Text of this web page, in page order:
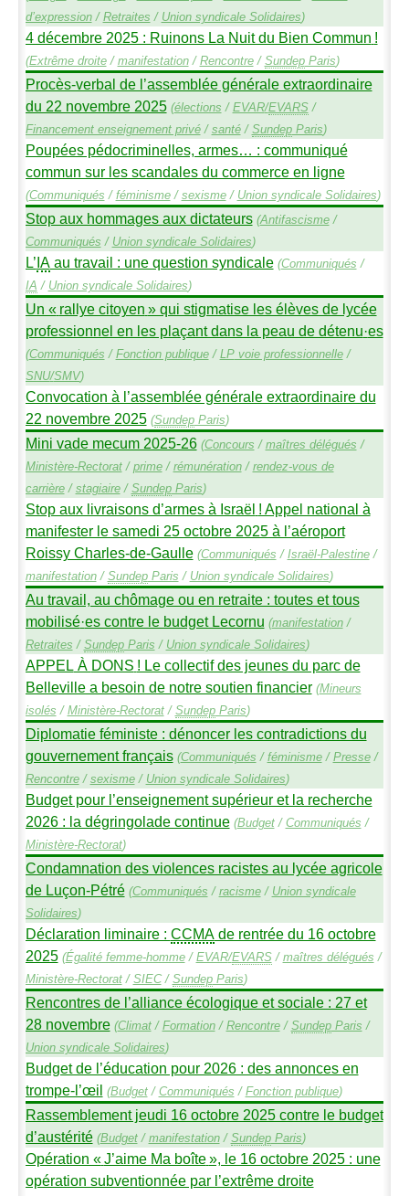
d’expression/ Retraites / Union syndicale Solidaires)
4 décembre 2025 : Ruinons La Nuit du Bien Commun !
(Extrême droite/ manifestation/ Rencontre/ SundepParis)
Procès-verbal de l’assemblée générale extraordinaire
du 22 novembre 2025 (élections / EVAR/EVARS/
Financement enseignement privé/ santé/ SundepParis)
Poupées pédocriminelles, armes… : communiqué
commun sur les scandales du commerce en ligne
(Communiqués / féminisme/ sexisme/ Union syndicale Solidaires)
Stop aux hommages aux dictateurs (Antifascisme/
Communiqués / Union syndicale Solidaires)
L’IAau travail : une question syndicale (Communiqués /
IA / Union syndicale Solidaires)
Un « rallye citoyen » qui stigmatise les élèves de lycée
professionnel en les plaçant dans la peau de détenu·es
(Communiqués / Fonction publique/ LPvoie professionnelle/
SNU/SMV)
Convocation à l’assemblée générale extraordinaire du
22 novembre 2025 (SundepParis)
Mini vade mecum 2025-26 (Concours / maîtres délégués /
Ministère-Rectorat/ prime/ rémunération/ rendez-vous de
carrière/ stagiaire/ SundepParis)
Stop aux livraisons d’armes à Israël ! Appel national à
manifester le samedi 25 octobre 2025 à l’aéroport
Roissy Charles-de-Gaulle (Communiqués / Israël-Palestine/
manifestation/ SundepParis / Union syndicale Solidaires)
Au travail, au chômage ou en retraite : toutes et tous
mobilisé·es contre le budget Lecornu (manifestation/
Retraites / SundepParis / Union syndicale Solidaires)
APPEL À DONS ! Le collectif des jeunes du parc de
Belleville a besoin de notre soutien financier (Mineurs
isolés / Ministère-Rectorat/ SundepParis)
Diplomatie féministe : dénoncer les contradictions du
gouvernement français (Communiqués / féminisme/ Presse/
Rencontre/ sexisme/ Union syndicale Solidaires)
Budget pour l’enseignement supérieur et la recherche
2026 : la dégringolade continue (Budget/ Communiqués /
Ministère-Rectorat)
Condamnation des violences racistes au lycée agricole
de Luçon-Pétré (Communiqués / racisme/ Union syndicale
Solidaires)
Déclaration liminaire : CCMAde rentrée du 16 octobre
2025 (Égalité femme-homme/ EVAR/EVARS/ maîtres délégués /
Ministère-Rectorat/ SIEC/ SundepParis)
Rencontres de l’alliance écologique et sociale : 27 et
28 novembre (Climat/ Formation/ Rencontre/ SundepParis /
Union syndicale Solidaires)
Budget de l’éducation pour 2026 : des annonces en
trompe-l’œil (Budget/ Communiqués / Fonction publique)
Rassemblement jeudi 16 octobre 2025 contre le budget
d’austérité (Budget/ manifestation/ SundepParis)
Opération «J’aime Ma boîte», le 16 octobre 2025 : une
opération subventionnée par l’extrême droite